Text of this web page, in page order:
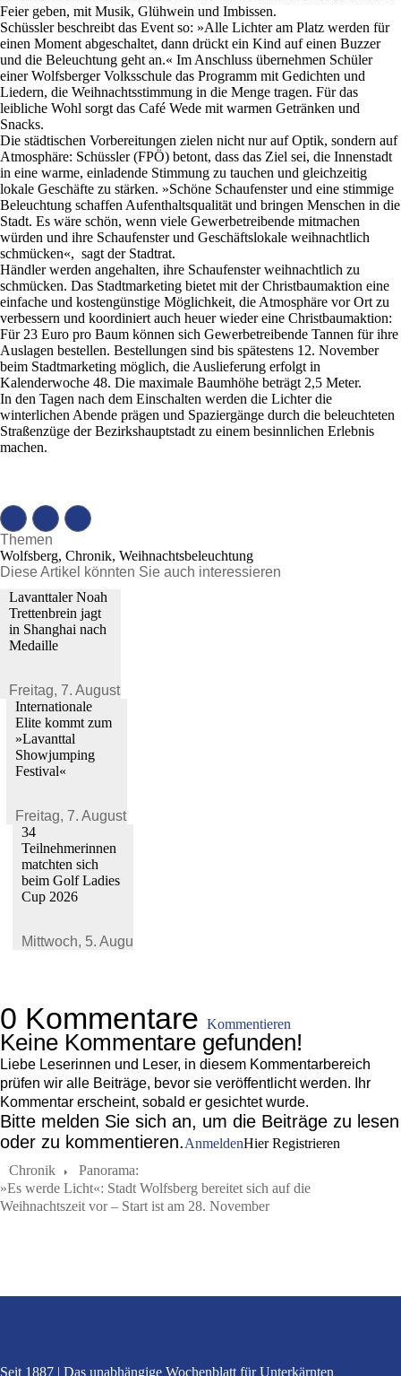
Feier geben, mit Musik, Glühwein und Imbissen.
Schüssler beschreibt das Event so: »Alle Lichter am Platz werden für
einen Moment abgeschaltet, dann drückt ein Kind auf einen Buzzer
und die Beleuchtung geht an.« Im Anschluss übernehmen Schüler
einer Wolfsberger Volksschule das Programm mit Gedichten und
Liedern, die Weihnachtsstimmung in die Menge tragen. Für das
leibliche Wohl sorgt das Café Wede mit warmen Getränken und
Snacks.
Die städtischen Vorbereitungen zielen nicht nur auf Optik, sondern auf
Atmosphäre: Schüssler (FPÖ) betont, dass das Ziel sei, die Innenstadt
in eine warme, einladende Stimmung zu tauchen und gleichzeitig
lokale Geschäfte zu stärken. »Schöne Schaufenster und eine stimmige
Beleuchtung schaffen Aufenthaltsqualität und bringen Menschen in die
Stadt. Es wäre schön, wenn viele Gewerbetreibende mitmachen
würden und ihre Schaufenster und Geschäftslokale weihnachtlich
schmücken«, sagt der Stadtrat.
Händler werden angehalten, ihre Schaufenster weihnachtlich zu
schmücken. Das Stadtmarketing bietet mit der Christbaumaktion eine
einfache und kostengünstige Möglichkeit, die Atmosphäre vor Ort zu
verbessern und koordiniert auch heuer wieder eine Christbaumaktion:
Für 23 Euro pro Baum können sich Gewerbetreibende Tannen für ihre
Auslagen bestellen. Bestellungen sind bis spätestens 12. November
beim Stadtmarketing möglich, die Auslieferung erfolgt in
Kalenderwoche 48. Die maximale Baumhöhe beträgt 2,5 Meter.
In den Tagen nach dem Einschalten werden die Lichter die
winterlichen Abende prägen und Spaziergänge durch die beleuchteten
Straßenzüge der Bezirkshauptstadt zu einem besinnlichen Erlebnis
machen.
Themen
Wolfsberg, Chronik, Weihnachtsbeleuchtung
Diese Artikel könnten Sie auch interessieren
Lavanttaler Noah
Trettenbrein jagt
in Shanghai nach
Medaille
Freitag, 7. August 2026
Internationale
Elite kommt zum
»Lavanttal
Showjumping
Festival«
Freitag, 7. August 2026
34
Teilnehmerinnen
matchten sich
beim Golf Ladies
Cup 2026
Mittwoch, 5. August 2026
0 Kommentare Kommentieren
Keine Kommentare gefunden!
Liebe Leserinnen und Leser, in diesem Kommentarbereich
prüfen wir alle Beiträge, bevor sie veröffentlicht werden. Ihr
Kommentar erscheint, sobald er gesichtet wurde.
Bitte melden Sie sich an, um die Beiträge zu lesen
oder zu kommentieren.AnmeldenHier Registrieren
Chronik
Panorama:
»Es werde Licht«: Stadt Wolfsberg bereitet sich auf die
Weihnachtszeit vor – Start ist am 28. November
Seit 1887 Das unabhängige Wochenblatt für Unterkärnten